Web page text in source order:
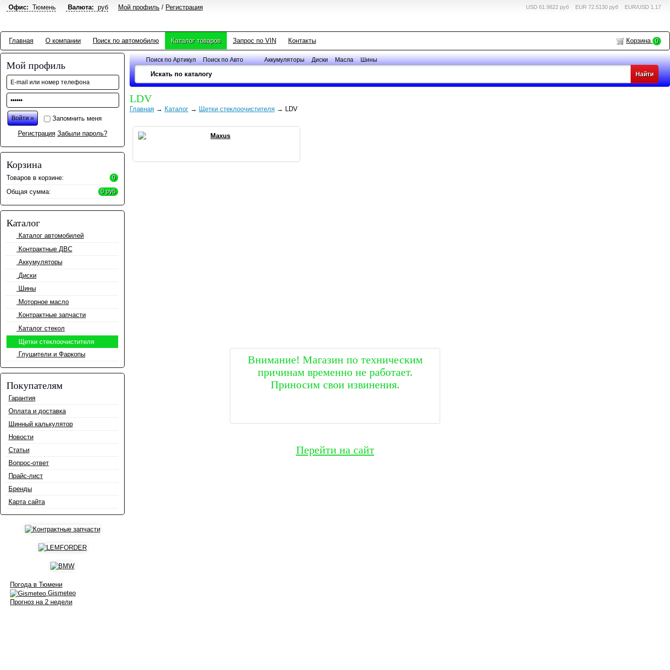
Внимание! Магазин по техническим
причинам временно не работает.
Приносим свои извинения.
Перейти на сайт
Офис: Тюмень Валюта: руб Мой профиль / Регистрация USD 61.9822 руб EUR 72.5130 руб EUR/USD 1.17
Главная О компании Поиск по автомобилю Каталог товаров Запрос по VIN Контакты Корзина 0
Мой профиль
Запомнить меня
Регистрация Забыли пароль?
Корзина
Товаров в корзине: 0
Общая сумма: 0 руб
Каталог
Каталог автомобилей
Контрактные ДВС
Аккумуляторы
Диски
Шины
Моторное масло
Контрактные запчасти
Каталог стекол
Щетки стеклоочистителя
Глушители и Фаркопы
Покупателям
Гарантия
Оплата и доставка
Шинный калькулятор
Новости
Статьи
Вопрос-ответ
Прайс-лист
Бренды
Карта сайта
Погода в Тюмени
Gismeteo
Прогноз на 2 недели
Поиск по Артикул Поиск по Авто Аккумуляторы Диски Масла Шины
LDV
Главная → Каталог → Щетки стеклоочистителя → LDV
Maxus